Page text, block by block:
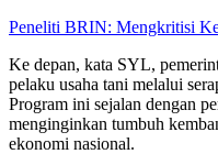
Peneliti BRIN: Mengkritisi
Ke depan, kata SYL,
pelaku usaha tani melalui
Program ini sejalan dengan
menginginkan tumbuh
ekonomi nasional.